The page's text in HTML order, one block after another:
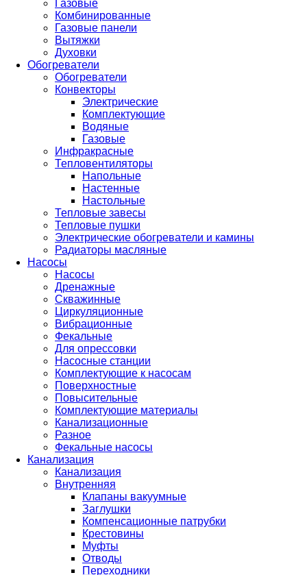
Газовые
Комбинированные
Газовые панели
Вытяжки
Духовки
Обогреватели
Обогреватели
Конвекторы
Электрические
Комплектующие
Водяные
Газовые
Инфракрасные
Тепловентиляторы
Напольные
Настенные
Настольные
Тепловые завесы
Тепловые пушки
Электрические обогреватели и камины
Радиаторы масляные
Насосы
Насосы
Дренажные
Скважинные
Циркуляционные
Вибрационные
Фекальные
Для опрессовки
Насосные станции
Комплектующие к насосам
Поверхностные
Повысительные
Комплектующие материалы
Канализационные
Разное
Фекальные насосы
Канализация
Канализация
Внутренняя
Клапаны вакуумные
Заглушки
Компенсационные патрубки
Крестовины
Муфты
Отводы
Переходники